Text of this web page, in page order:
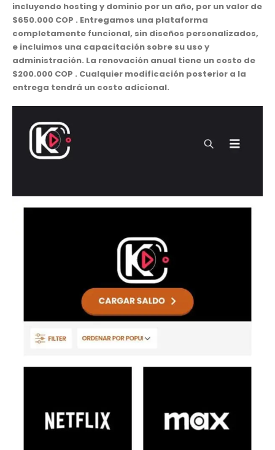
incluyendo hosting y dominio por un año, por un valor de
$650.000 COP . Entregamos una plataforma
completamente funcional, sin diseños personalizados,
e incluimos una capacitación sobre su uso y
administración. La renovación anual tiene un costo de
$200.000 COP . Cualquier modificación posterior a la
entrega tendrá un costo adicional.